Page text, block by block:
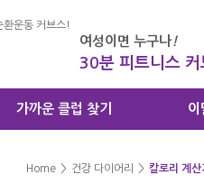
여성이면 누구나!
30분 피트니스 커
가까운 클럽 찾기 이
Home > 건강 다이어리 > 칼로리 계산